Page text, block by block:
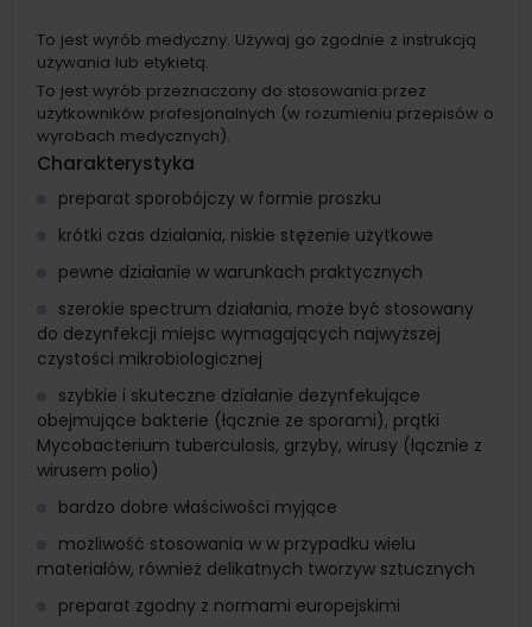
To jest wyrób medyczny. Używaj go zgodnie z instrukcją
używania lub etykietą.
To jest wyrób przeznaczony do stosowania przez
użytkowników profesjonalnych (w rozumieniu przepisów o
wyrobach medycznych).
Charakterystyka
preparat sporobójczy w formie proszku
krótki czas działania, niskie stężenie użytkowe
pewne działanie w warunkach praktycznych
szerokie spectrum działania, może być stosowany
do dezynfekcji miejsc wymagających najwyższej
czystości mikrobiologicznej
szybkie i skuteczne działanie dezynfekujące
obejmujące bakterie (łącznie ze sporami), prątki
Mycobacterium tuberculosis, grzyby, wirusy (łącznie z
wirusem polio)
bardzo dobre właściwości myjące
możliwość stosowania w w przypadku wielu
materiałów, również delikatnych tworzyw sztucznych
preparat zgodny z normami europejskimi